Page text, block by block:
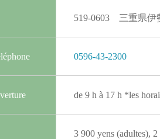
519-0603 三重県伊
0596-43-2300
de 9 h à 17 h *les
3 900 yens (adultes),